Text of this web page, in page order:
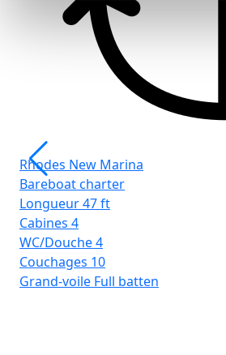
Rhodes New Marina
Bareboat charter
Longueur47 ft
Cabines 4
WC/Douche4
Couchages 10
Grand-voile Full batten